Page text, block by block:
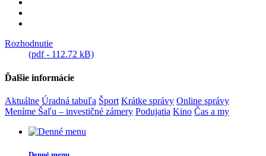
Rozhodnutie
(pdf - 112.72 kB)
Ďalšie informácie
Aktuálne Úradná tabuľa Šport Krátke správy Online správy
Meníme Šaľu – investičné zámery Podujatia Kino Čas a my